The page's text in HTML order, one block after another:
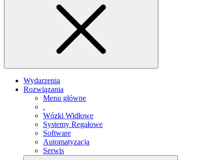
Wydarzenia
Rozwiązania
Menu główne
.
Wózki Widłowe
Systemy Regałowe
Software
Automatyzacja
Serwis